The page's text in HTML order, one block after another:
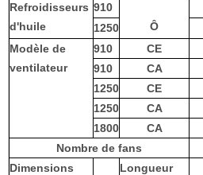
Refroidisseurs
d'huile
910
Ô
1250
Modèle de
ventilateur
910 CE
910
CA
1250
CE
1250
CA
1800
CA
Nombre de fans
Dimensions
Longueur